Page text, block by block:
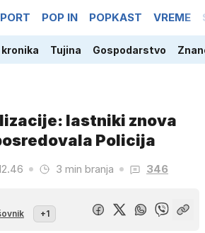
POP IN POPKAST VREME
kronika Tujina Gospodarstvo
lastniki znova
Policija
3 min branja 346
+1